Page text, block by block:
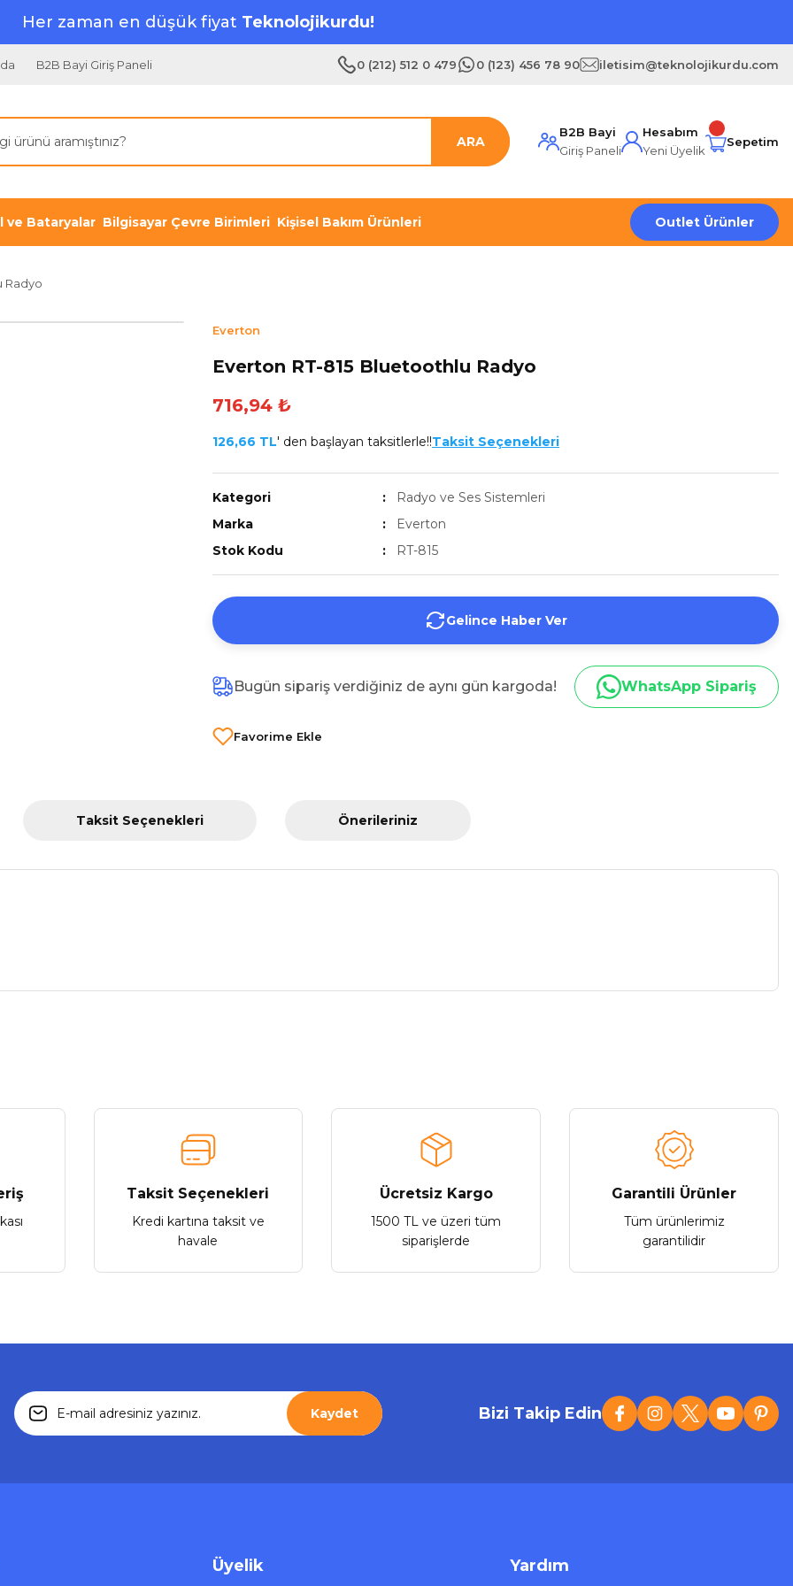
Her zaman en düşük fiyat Teknolojikurdu!
B2B Bayi Giriş Paneli 0 (212) 512 0 479 0 (123) 456 78 90 iletisim@teknolojikurdu.com
ARA
B2B Bayi
Giriş Paneli
Hesabım
Yeni Üyelik
Sepetim
ve Bataryalar Bilgisayar Çevre Birimleri Kişisel Bakım Ürünleri Outlet Ürünler
Radyo
Everton
Everton RT-815 Bluetoothlu Radyo
716,94 ₺
126,66 TL' den başlayan taksitlerle!!Taksit Seçenekleri
Kategori
Radyo ve Ses Sistemleri
Marka
Everton
Stok Kodu
RT-815
Gelince Haber Ver
Bugün sipariş verdiğiniz de aynı gün kargoda! WhatsApp Sipariş
Taksit Seçenekleri Önerileriniz
Yorum Yaz
Taksit Seçenekleri
Kredi kartına taksit ve
havale
Ücretsiz Kargo
1500 TL ve üzeri tüm
siparişlerde
Garantili Ürünler
Tüm ürünlerimiz
garantilidir
Kaydet Bizi Takip Edin
Üyelik Yardım